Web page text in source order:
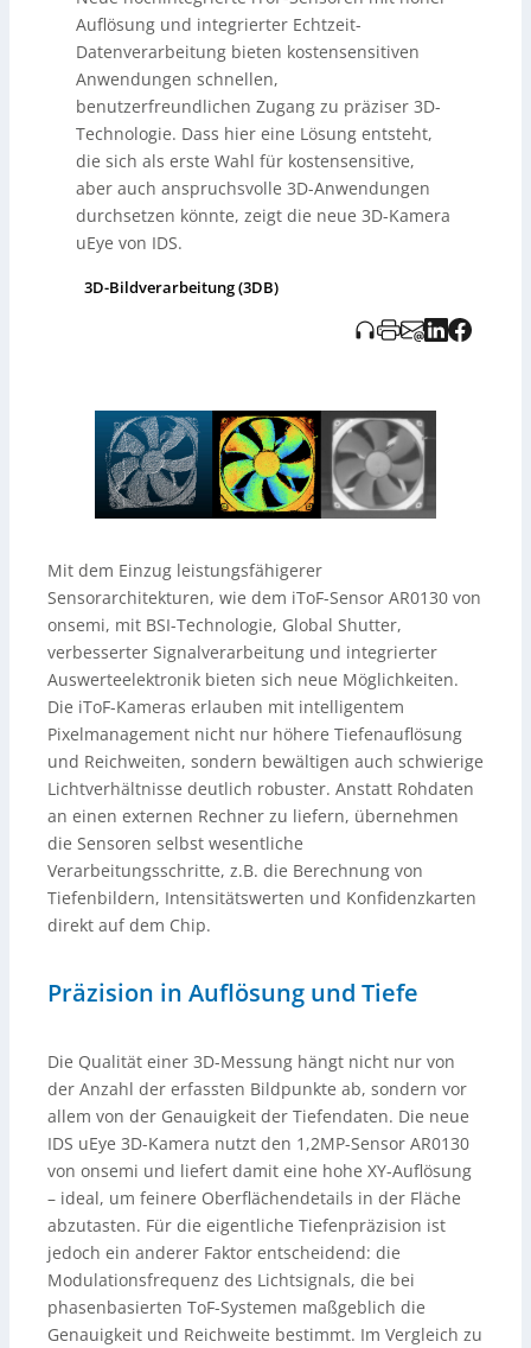
erfasst und verarbeitet Tiefenbilder direkt, was die
Verarbeitung von bewegten Objekten verbessert und
die Effizienz in der industriellen Anwendung steigert.
Diese Funktionen machen die Kamera ideal für den
Einsatz in Robotik, Logistik und Produktionsprozessen.
Auflösung und integrierter Echtzeit-
Datenverarbeitung bieten kostensensitiven
Anwendungen schnellen,
benutzerfreundlichen Zugang zu präziser 3D-
Technologie. Dass hier eine Lösung entsteht,
die sich als erste Wahl für kostensensitive,
aber auch anspruchsvolle 3D-Anwendungen
durchsetzen könnte, zeigt die neue 3D-Kamera
uEye von IDS.
3D-Bildverarbeitung (3DB)
Mit dem Einzug leistungsfähigerer
Sensorarchitekturen, wie dem iToF-Sensor AR0130 von
onsemi, mit BSI-Technologie, Global Shutter,
verbesserter Signalverarbeitung und integrierter
Auswerteelektronik bieten sich neue Möglichkeiten.
Die iToF-Kameras erlauben mit intelligentem
Pixelmanagement nicht nur höhere Tiefenauflösung
und Reichweiten, sondern bewältigen auch schwierige
Lichtverhältnisse deutlich robuster. Anstatt Rohdaten
an einen externen Rechner zu liefern, übernehmen
die Sensoren selbst wesentliche
Verarbeitungsschritte, z.B. die Berechnung von
Tiefenbildern, Intensitätswerten und Konfidenzkarten
direkt auf dem Chip.
Präzision in Auflösung und Tiefe
Die Qualität einer 3D-Messung hängt nicht nur von
der Anzahl der erfassten Bildpunkte ab, sondern vor
allem von der Genauigkeit der Tiefendaten. Die neue
IDS uEye 3D-Kamera nutzt den 1,2MP-Sensor AR0130
von onsemi und liefert damit eine hohe XY-Auflösung
– ideal, um feinere Oberflächendetails in der Fläche
abzutasten. Für die eigentliche Tiefenpräzision ist
jedoch ein anderer Faktor entscheidend: die
Modulationsfrequenz des Lichtsignals, die bei
phasenbasierten ToF-Systemen maßgeblich die
Genauigkeit und Reichweite bestimmt. Im Vergleich zu